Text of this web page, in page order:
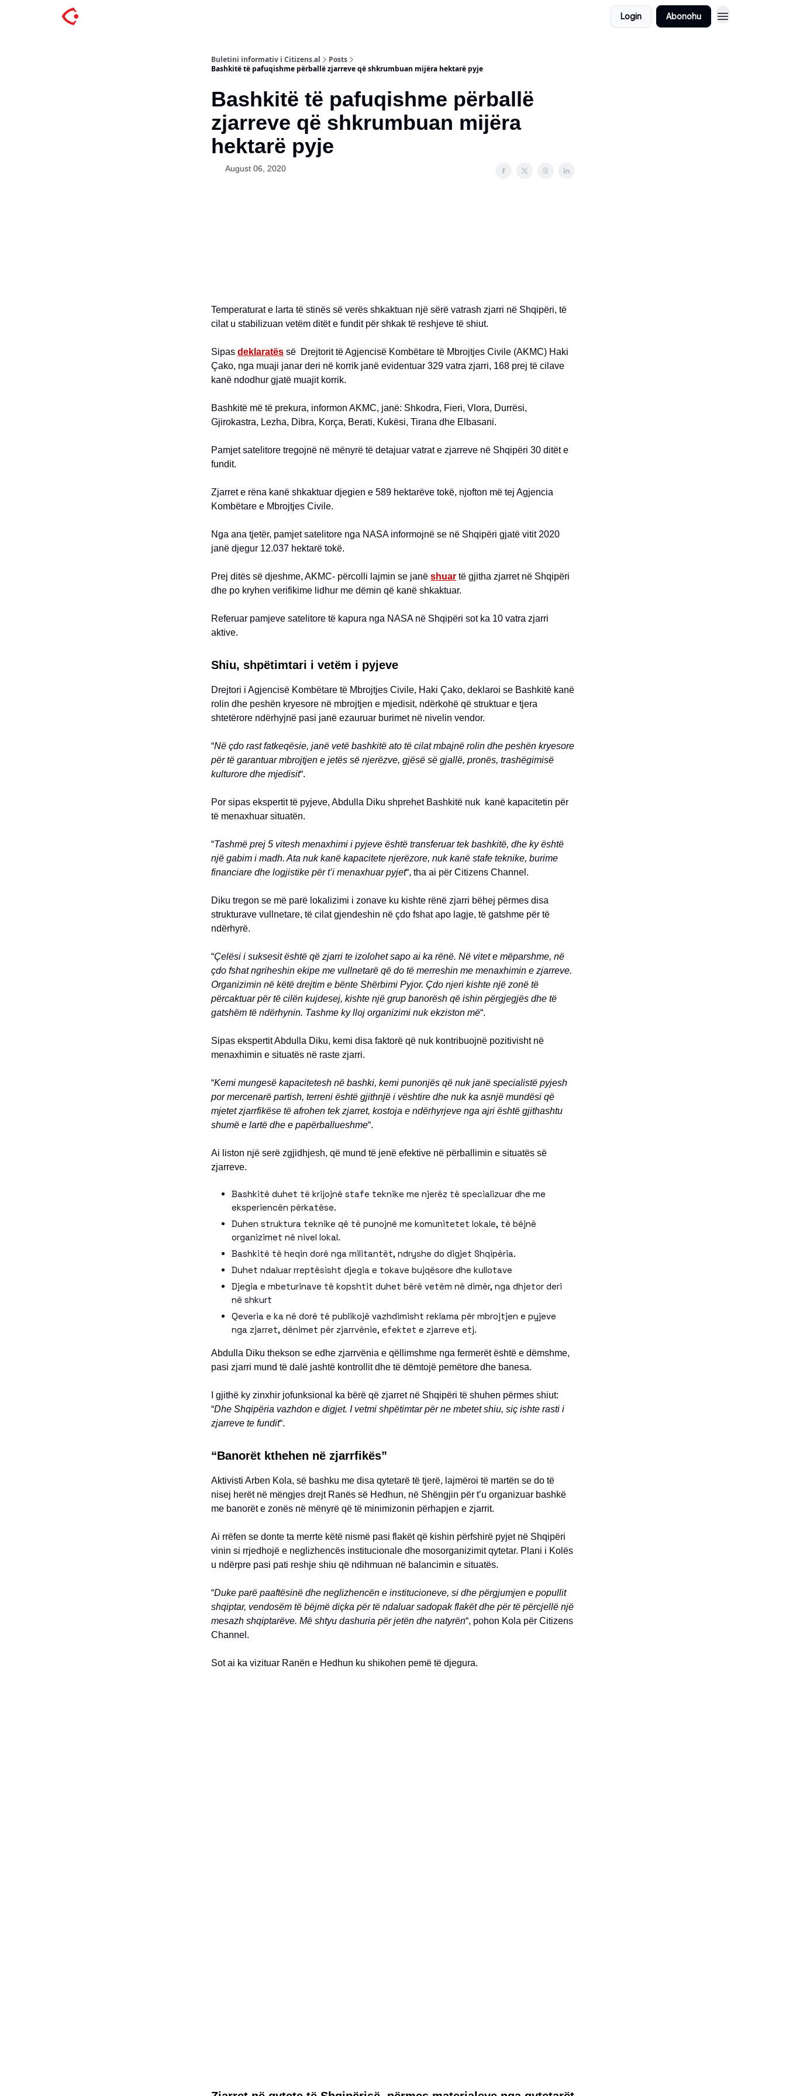
Login Abonohu
Buletini informativ i Citizens.al
Posts
Bashkitë të pafuqishme përballë zjarreve që shkrumbuan mijëra hektarë pyje
Bashkitë të pafuqishme përballë
zjarreve që shkrumbuan mijëra
hektarë pyje
August 06, 2020
Temperaturat e larta të stinës së verës shkaktuan një sërë vatrash zjarri në Shqipëri, të
cilat u stabilizuan vetëm ditët e fundit për shkak të reshjeve të shiut.
Sipas deklaratës së Drejtorit të Agjencisë Kombëtare të Mbrojtjes Civile (AKMC) Haki
Çako, nga muaji janar deri në korrik janë evidentuar 329 vatra zjarri, 168 prej të cilave
kanë ndodhur gjatë muajit korrik.
Bashkitë më të prekura, informon AKMC, janë: Shkodra, Fieri, Vlora, Durrësi,
Gjirokastra, Lezha, Dibra, Korça, Berati, Kukësi, Tirana dhe Elbasani.
Pamjet satelitore tregojnë në mënyrë të detajuar vatrat e zjarreve në Shqipëri 30 ditët e
fundit.
Zjarret e rëna kanë shkaktuar djegien e 589 hektarëve tokë, njofton më tej Agjencia
Kombëtare e Mbrojtjes Civile.
Nga ana tjetër, pamjet satelitore nga NASA informojnë se në Shqipëri gjatë vitit 2020
janë djegur 12.037 hektarë tokë.
Prej ditës së djeshme, AKMC- përcolli lajmin se janë shuar të gjitha zjarret në Shqipëri
dhe po kryhen verifikime lidhur me dëmin që kanë shkaktuar.
Referuar pamjeve satelitore të kapura nga NASA në Shqipëri sot ka 10 vatra zjarri
aktive.
Shiu, shpëtimtari i vetëm i pyjeve
Drejtori i Agjencisë Kombëtare të Mbrojtjes Civile, Haki Çako, deklaroi se Bashkitë kanë
rolin dhe peshën kryesore në mbrojtjen e mjedisit, ndërkohë që struktuar e tjera
shtetërore ndërhyjnë pasi janë ezauruar burimet në nivelin vendor.
“Në çdo rast fatkeqësie, janë vetë bashkitë ato të cilat mbajnë rolin dhe peshën kryesore
për të garantuar mbrojtjen e jetës së njerëzve, gjësë së gjallë, pronës, trashëgimisë
kulturore dhe mjedisit“.
Por sipas ekspertit të pyjeve, Abdulla Diku shprehet Bashkitë nuk kanë kapacitetin për
të menaxhuar situatën.
“Tashmë prej 5 vitesh menaxhimi i pyjeve është transferuar tek bashkitë, dhe ky është
një gabim i madh. Ata nuk kanë kapacitete njerëzore, nuk kanë stafe teknike, burime
financiare dhe logjistike për t’i menaxhuar pyjet“, tha ai për Citizens Channel.
Diku tregon se më parë lokalizimi i zonave ku kishte rënë zjarri bëhej përmes disa
strukturave vullnetare, të cilat gjendeshin në çdo fshat apo lagje, të gatshme për të
ndërhyrë.
“Çelësi i suksesit është që zjarri te izolohet sapo ai ka rënë. Në vitet e mëparshme, në
çdo fshat ngriheshin ekipe me vullnetarë që do të merreshin me menaxhimin e zjarreve.
Organizimin në këtë drejtim e bënte Shërbimi Pyjor. Çdo njeri kishte një zonë të
përcaktuar për të cilën kujdesej, kishte një grup banorësh që ishin përgjegjës dhe të
gatshëm të ndërhynin. Tashme ky lloj organizimi nuk ekziston më“.
Sipas ekspertit Abdulla Diku, kemi disa faktorë që nuk kontribuojnë pozitivisht në
menaxhimin e situatës në raste zjarri.
“Kemi mungesë kapacitetesh në bashki, kemi punonjës që nuk janë specialistë pyjesh
por mercenarë partish, terreni është gjithnjë i vështire dhe nuk ka asnjë mundësi që
mjetet zjarrfikëse të afrohen tek zjarret, kostoja e ndërhyrjeve nga ajri është gjithashtu
shumë e lartë dhe e papërballueshme“.
Ai liston një serë zgjidhjesh, që mund të jenë efektive në përballimin e situatës së
zjarreve.
Bashkitë duhet të krijojnë stafe teknike me njerëz të specializuar dhe me
eksperiencën përkatëse.
Duhen struktura teknike që të punojnë me komunitetet lokale, të bëjnë
organizimet në nivel lokal.
Bashkitë të heqin dorë nga militantët, ndryshe do digjet Shqipëria.
Duhet ndaluar rreptësisht djegia e tokave bujqësore dhe kullotave
Djegia e mbeturinave të kopshtit duhet bërë vetëm në dimër, nga dhjetor deri
në shkurt
Qeveria e ka në dorë të publikojë vazhdimisht reklama për mbrojtjen e pyjeve
nga zjarret, dënimet për zjarrvënie, efektet e zjarreve etj.
Abdulla Diku thekson se edhe zjarrvënia e qëllimshme nga fermerët është e dëmshme,
pasi zjarri mund të dalë jashtë kontrollit dhe të dëmtojë pemëtore dhe banesa.
I gjithë ky zinxhir jofunksional ka bërë që zjarret në Shqipëri të shuhen përmes shiut:
“Dhe Shqipëria vazhdon e digjet. I vetmi shpëtimtar për ne mbetet shiu, siç ishte rasti i
zjarreve te fundit“.
“Banorët kthehen në zjarrfikës”
Aktivisti Arben Kola, së bashku me disa qytetarë të tjerë, lajmëroi të martën se do të
nisej herët në mëngjes drejt Ranës së Hedhun, në Shëngjin për t’u organizuar bashkë
me banorët e zonës në mënyrë që të minimizonin përhapjen e zjarrit.
Ai rrëfen se donte ta merrte këtë nismë pasi flakët që kishin përfshirë pyjet në Shqipëri
vinin si rrjedhojë e neglizhencës institucionale dhe mosorganizimit qytetar. Plani i Kolës
u ndërpre pasi pati reshje shiu që ndihmuan në balancimin e situatës.
“Duke parë paaftësinë dhe neglizhencën e institucioneve, si dhe përgjumjen e popullit
shqiptar, vendosëm të bëjmë diçka për të ndaluar sadopak flakët dhe për të përcjellë një
mesazh shqiptarëve. Më shtyu dashuria për jetën dhe natyrën“, pohon Kola për Citizens
Channel.
Sot ai ka vizituar Ranën e Hedhun ku shikohen pemë të djegura.